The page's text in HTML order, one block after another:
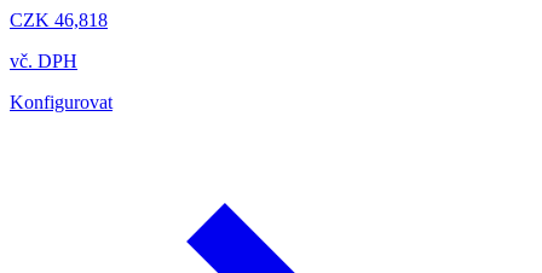
CZK 46,818
vč. DPH
Konfigurovat